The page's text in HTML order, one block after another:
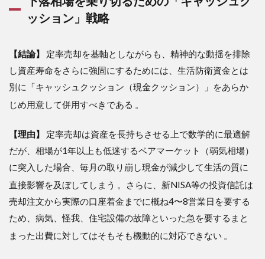
ッション」戦略
【結論】
定率売却を基軸としながらも、精神的な動揺を排除
し資産寿命をさらに強固にするためには、生活防衛資金とは
別に「キャッシュクッション（現金クッション）」をあらか
じめ用意して併用すべきである 。
【理由】
定率売却は資産を長持ちさせる上で数学的に最適解
だが、相場が1年以上も低迷するベアマーケット（弱気相場）
に突入した場合、毎月の取り崩し現金が減少して生活の質に
直接影響を及ぼしてしまう 。さらに、新NISA等の投資信託は
売却注文から実際の口座着金までに概ね4〜8営業日を要する
ため、病気、怪我、住宅設備の故障といった急を要するまと
まった出費に対してはそもそも機動的に対応できない 。